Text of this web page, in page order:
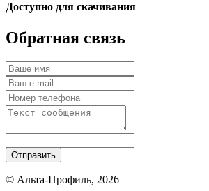
Доступно для скачивания
Обратная связь
Отправить
© Альта-Профиль, 2026